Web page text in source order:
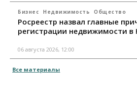
Бизнес Недвижимость Общество
Росреестр назвал главные
регистрации недвижимости в
06 августа 2026, 12:00
Все материалы